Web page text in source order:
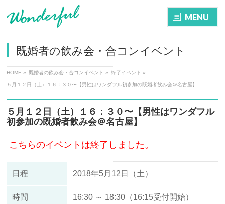
MENU
既婚者の飲み会・合コンイベント
HOME » 既婚者の飲み会・合コンイベント » 終了イベント »
５月１２日（土）１６：３０〜【男性はワンダフル初参加の既婚者飲み会＠名古屋】
５月１２日（土）１６：３０〜【男性はワンダフル
初参加の既婚者飲み会＠名古屋】
こちらのイベントは終了しました。
日程 2018年5月12日（土）
時間 16:30 ～ 18:30（16:15受付開始）